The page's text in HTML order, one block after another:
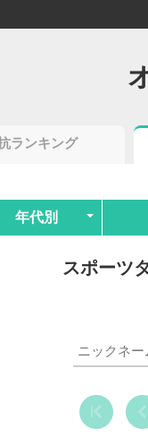
ランキング
年代別
スポーツ